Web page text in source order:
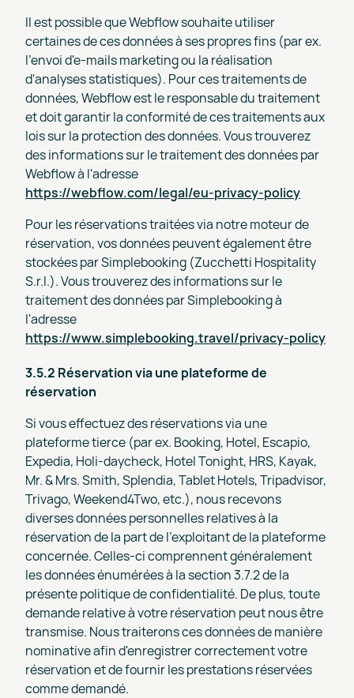
Il est possible que Webflow souhaite utiliser
certaines de ces données à ses propres fins (par ex.
l'envoi d'e-mails marketing ou la réalisation
d'analyses statistiques). Pour ces traitements de
données, Webflow est le responsable du traitement
et doit garantir la conformité de ces traitements aux
lois sur la protection des données. Vous trouverez
des informations sur le traitement des données par
Webflow à l'adresse
https://webflow.com/legal/eu-privacy-policy
Pour les réservations traitées via notre moteur de
réservation, vos données peuvent également être
stockées par Simplebooking (Zucchetti Hospitality
S.r.l.). Vous trouverez des informations sur le
traitement des données par Simplebooking à
l'adresse
https://www.simplebooking.travel/privacy-policy
3.5.2 Réservation via une plateforme de
réservation
Si vous effectuez des réservations via une
plateforme tierce (par ex. Booking, Hotel, Escapio,
Expedia, Holi-daycheck, Hotel Tonight, HRS, Kayak,
Mr. & Mrs. Smith, Splendia, Tablet Hotels, Tripadvisor,
Trivago, Weekend4Two, etc.), nous recevons
diverses données personnelles relatives à la
réservation de la part de l'exploitant de la plateforme
concernée. Celles-ci comprennent généralement
les données énumérées à la section 3.7.2 de la
présente politique de confidentialité. De plus, toute
demande relative à votre réservation peut nous être
transmise. Nous traiterons ces données de manière
nominative afin d'enregistrer correctement votre
réservation et de fournir les prestations réservées
comme demandé.